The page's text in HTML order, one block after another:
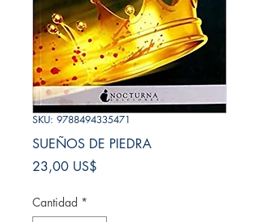
SKU: 9788494335471
SUEÑOS DE PIEDRA
23,00 US$
Cantidad *